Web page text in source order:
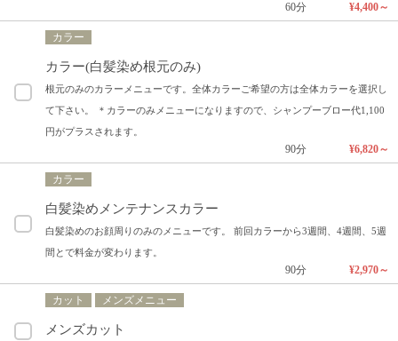
60分 ¥4,400～
カラー
カラー(白髪染め根元のみ)
根元のみのカラーメニューです。全体カラーご希望の方は全体カラーを選択し
て下さい。 ＊カラーのみメニューになりますので、シャンプーブロー代1,100
円がプラスされます。
90分 ¥6,820～
カラー
白髪染めメンテナンスカラー
白髪染めのお顔周りのみのメニューです。 前回カラーから3週間、4週間、5週
間とで料金が変わります。
90分 ¥2,970～
カット メンズメニュー
メンズカット